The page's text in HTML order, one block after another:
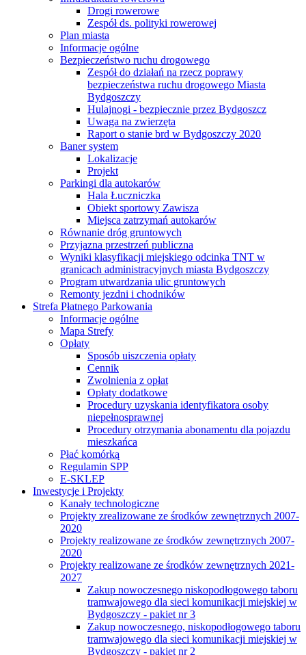
Drogi rowerowe
Zespół ds. polityki rowerowej
Plan miasta
Informacje ogólne
Bezpieczeństwo ruchu drogowego
Zespół do działań na rzecz poprawy
bezpieczeństwa ruchu drogowego Miasta
Bydgoszczy
Hulajnogi - bezpiecznie przez Bydgoszcz
Uwaga na zwierzęta
Raport o stanie brd w Bydgoszczy 2020
Baner system
Lokalizacje
Projekt
Parkingi dla autokarów
Hala Łuczniczka
Obiekt sportowy Zawisza
Miejsca zatrzymań autokarów
Równanie dróg gruntowych
Przyjazna przestrzeń publiczna
Wyniki klasyfikacji miejskiego odcinka TNT w
granicach administracyjnych miasta Bydgoszczy
Program utwardzania ulic gruntowych
Remonty jezdni i chodników
Strefa Płatnego Parkowania
Informacje ogólne
Mapa Strefy
Opłaty
Sposób uiszczenia opłaty
Cennik
Zwolnienia z opłat
Opłaty dodatkowe
Procedury uzyskania identyfikatora osoby
niepełnosprawnej
Procedury otrzymania abonamentu dla pojazdu
mieszkańca
Płać komórką
Regulamin SPP
E-SKLEP
Inwestycje i Projekty
Kanały technologiczne
Projekty zrealizowane ze środków zewnętrznych 2007-
2020
Projekty realizowane ze środków zewnętrznych 2007-
2020
Projekty realizowane ze środków zewnętrznych 2021-
2027
Zakup nowoczesnego niskopodłogowego taboru
tramwajowego dla sieci komunikacji miejskiej w
Bydgoszczy - pakiet nr 3
Zakup nowoczesnego, niskopodłogowego taboru
tramwajowego dla sieci komunikacji miejskiej w
Bydgoszczy - pakiet nr 2